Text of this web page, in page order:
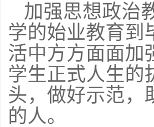
加强思想政治
学的始业教育到
活中方方面面加
学生正式人生的
头，做好示范，
的人。